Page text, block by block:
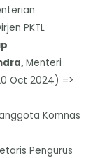
PKTL
Menteri
Oct 2024) =>
Komnas
Pengurus